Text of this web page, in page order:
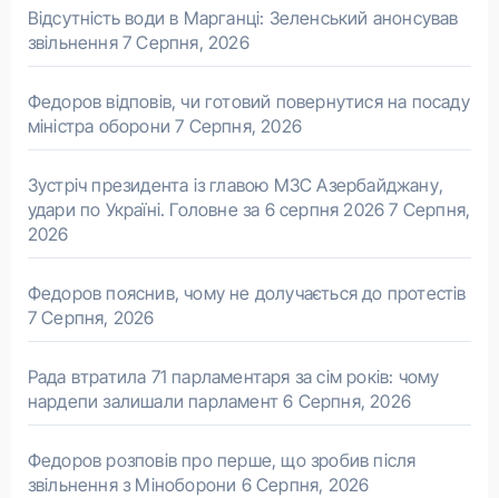
Відсутність води в Марганці: Зеленський анонсував
звільнення 7 Серпня, 2026
Федоров відповів, чи готовий повернутися на посаду
міністра оборони 7 Серпня, 2026
Зустріч президента із главою МЗС Азербайджану,
удари по Україні. Головне за 6 серпня 2026 7 Серпня,
2026
Федоров пояснив, чому не долучається до протестів
7 Серпня, 2026
Рада втратила 71 парламентаря за сім років: чому
нардепи залишали парламент 6 Серпня, 2026
Федоров розповів про перше, що зробив після
звільнення з Міноборони 6 Серпня, 2026